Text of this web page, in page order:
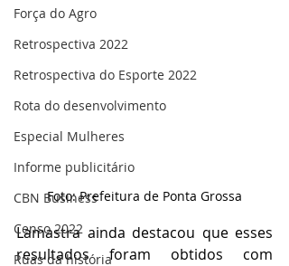
Força do Agro
Retrospectiva 2022
Retrospectiva do Esporte 2022
Rota do desenvolvimento
Especial Mulheres
Informe publicitário
CBN Business
Censo 2022
Ruas da história
Foto: Prefeitura de Ponta Grossa
Lamastra ainda destacou que esses
resultados foram obtidos com